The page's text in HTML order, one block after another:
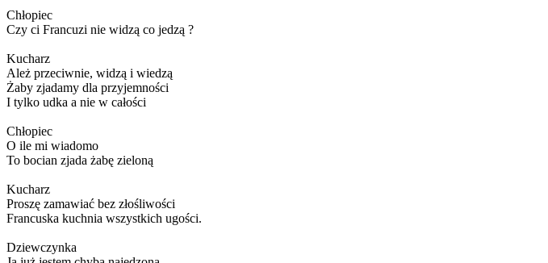
Chłopiec
Czy ci Francuzi nie widzą co jedzą ?
Kucharz
Ależ przeciwnie, widzą i wiedzą
Żaby zjadamy dla przyjemności
I tylko udka a nie w całości
Chłopiec
O ile mi wiadomo
To bocian zjada żabę zieloną
Kucharz
Proszę zamawiać bez złośliwości
Francuska kuchnia wszystkich ugości.
Dziewczynka